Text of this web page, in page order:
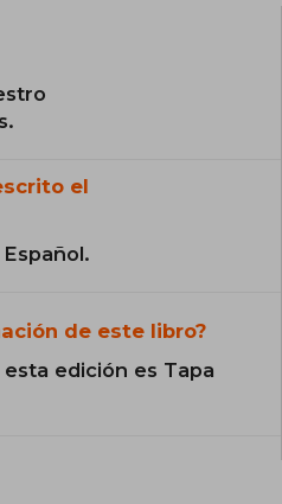
el
de este libro?
edición es Tapa